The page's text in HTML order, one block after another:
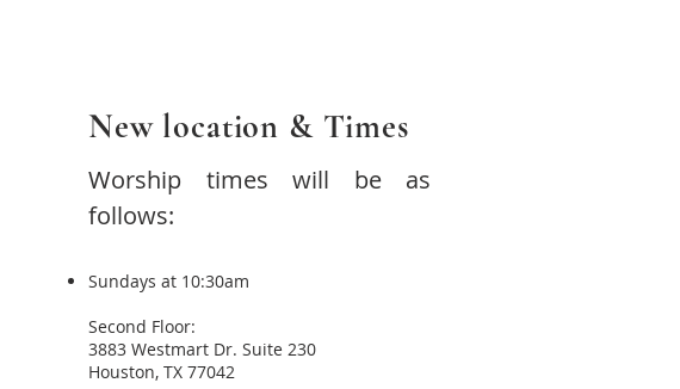
New location & Times
Worship times will be as
follows:
Sundays at 10:30am
Second Floor:
3883 Westmart Dr. Suite 230
Houston, TX 77042